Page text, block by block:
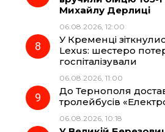
Михайлу Дерлиці
06.08.2026, 12:00
У Кременці
Lexus: шестеро
госпіталізували
06.08.2026, 11:00
До Тернополя
тролейбусів
06.08.2026, 10:18